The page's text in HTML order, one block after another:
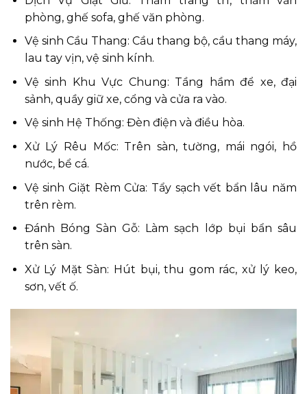
phòng, ghế sofa, ghế văn phòng.
Vệ sinh Cầu Thang: Cầu thang bộ, cầu thang máy,
lau tay vịn, vệ sinh kính.
Vệ sinh Khu Vực Chung: Tầng hầm để xe, đại
sảnh, quầy giữ xe, cổng và cửa ra vào.
Vệ sinh Hệ Thống: Đèn điện và điều hòa.
Xử Lý Rêu Mốc: Trên sàn, tường, mái ngói, hồ
nước, bể cá.
Vệ sinh Giặt Rèm Cửa: Tẩy sạch vết bẩn lâu năm
trên rèm.
Đánh Bóng Sàn Gỗ: Làm sạch lớp bụi bẩn sâu
trên sàn.
Xử Lý Mặt Sàn: Hút bụi, thu gom rác, xử lý keo,
sơn, vết ố.